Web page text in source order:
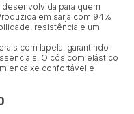
para quem
em sarja com 94%
resistência e um
com lapela, garantindo
O cós com elástico
encaixe confortável e